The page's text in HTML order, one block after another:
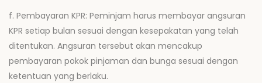
f. Pembayaran KPR: Peminjam harus membayar angsuran
KPR setiap bulan sesuai dengan kesepakatan yang telah
ditentukan. Angsuran tersebut akan mencakup
pembayaran pokok pinjaman dan bunga sesuai dengan
ketentuan yang berlaku.